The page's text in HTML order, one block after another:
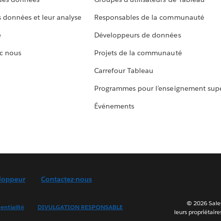
et leur analyse
nous
Responsables de la communauté
Développeurs de données
Projets de la communauté
Carrefour Tableau
Programmes pour l’enseignement
Événements
Contactez-nous
DIVULGATION RESPONSABLE
© 2026
leurs